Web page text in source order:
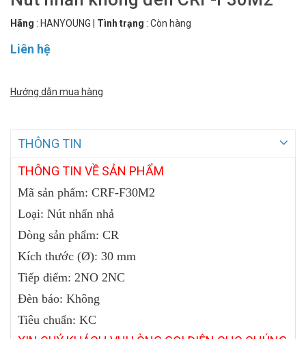
Hãng : HANYOUNG Tình trạng : Còn hàng
Liên hệ
Hướng dẫn mua hàng
THÔNG TIN
THÔNG TIN VỀ SẢN PHẨM
Mã sản phẩm: CRF-F30M2
Loại: Nút nhấn nhả
Dòng sản phẩm: CR
Kích thước (Ø): 30 mm
Tiếp điểm: 2NO 2NC
Đèn báo: Không
Tiêu chuẩn: KC